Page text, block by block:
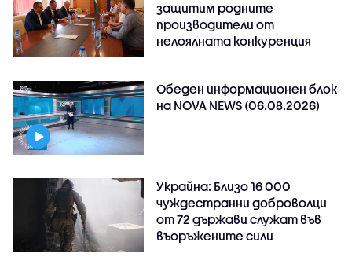
защитим родните
производители от
нелоялната конкуренция
Обеден информационен блок
на NOVA NEWS (06.08.2026)
Украйна: Близо 16 000
чуждестранни доброволци
от 72 държави служат във
въоръжените сили